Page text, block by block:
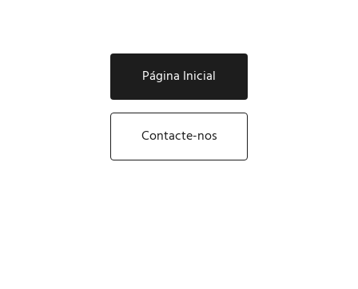
Página Inicial
Contacte-nos